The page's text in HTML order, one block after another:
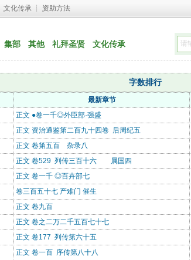
文化传承 ┊ 资助方法
集部 其他 礼拜圣贤 文化传承
字数排行
最新章节
正文 ●卷一千◎外臣部·强盛
正文 资治通鉴第二百九十四卷 后周纪五
正文 卷第五百 杂录八
正文 卷529 列传三百十六 属国四
正文 卷一千 ◎百卉部七
卷三百五十七 产难门 催生
正文 卷九百
正文 卷之二万二千五百七十七
正文 卷177 列传第六十五
正文 卷一百 序传第八十八